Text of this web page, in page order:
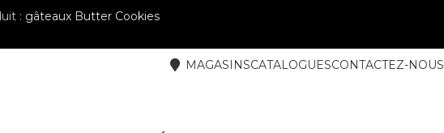
: gâteaux Butter Cookies
MAGASINSCATALOGUESCONTACTEZ-NOUS